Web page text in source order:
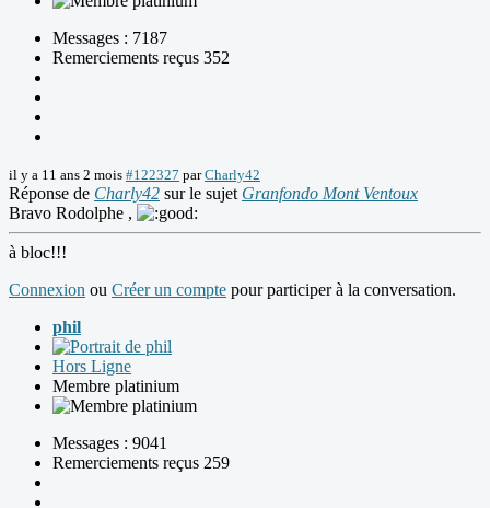
Messages : 7187
Remerciements reçus 352
il y a 11 ans 2 mois #122327 parCharly42
Réponse de Charly42 sur le sujet Granfondo Mont Ventoux
Bravo Rodolphe ,
à bloc!!!
Connexion ou Créer un compte pour participer à la conversation.
phil
Hors Ligne
Membre platinium
Messages : 9041
Remerciements reçus 259